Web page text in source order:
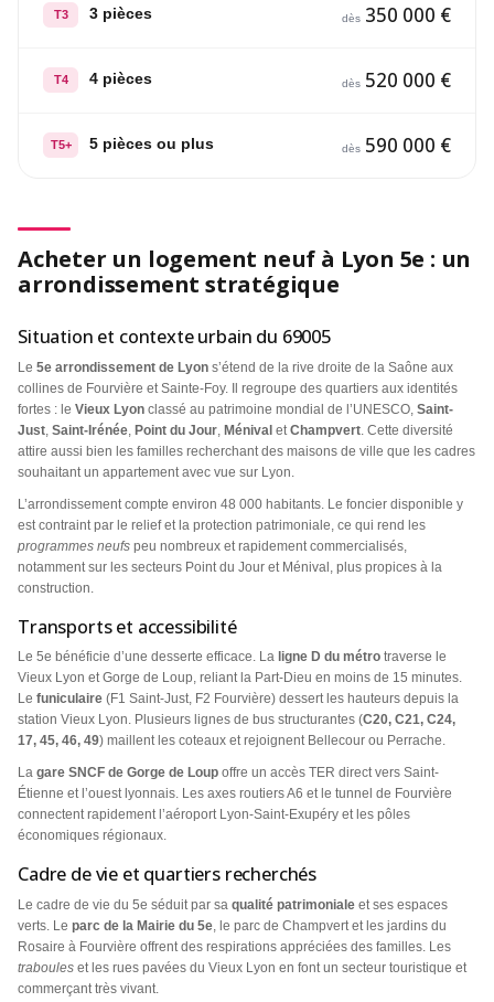
T3 3 pièces dès 350 000 €
T4 4 pièces dès 520 000 €
T5+ 5 pièces ou plus dès 590 000 €
Acheter un logement neuf à Lyon 5e : un
arrondissement stratégique
Situation et contexte urbain du 69005
Le 5e arrondissement de Lyon s’étend de la rive droite de la Saône aux
collines de Fourvière et Sainte-Foy. Il regroupe des quartiers aux identités
fortes : le Vieux Lyon classé au patrimoine mondial de l’UNESCO, Saint-
Just Saint-Irénée Point du Jour Ménival et Champvert . Cette diversité
attire aussi bien les familles recherchant des maisons de ville que les cadres
souhaitant un appartement avec vue sur Lyon.
L’arrondissement compte environ 48 000 habitants. Le foncier disponible y
est contraint par le relief et la protection patrimoniale, ce qui rend les
programmes neufs peu nombreux et rapidement commercialisés,
notamment sur les secteurs Point du Jour et Ménival, plus propices à la
construction.
Transports et accessibilité
Le 5e bénéficie d’une desserte efficace. La ligne D du métro traverse le
Vieux Lyon et Gorge de Loup, reliant la Part-Dieu en moins de 15 minutes.
Le funiculaire (F1 Saint-Just, F2 Fourvière) dessert les hauteurs depuis la
station Vieux Lyon. Plusieurs lignes de bus structurantes (C20, C21, C24,
17, 45, 46, 49) maillent les coteaux et rejoignent Bellecour ou Perrache.
La gare SNCF de Gorge de Loup offre un accès TER direct vers Saint-
Étienne et l’ouest lyonnais. Les axes routiers A6 et le tunnel de Fourvière
connectent rapidement l’aéroport Lyon-Saint-Exupéry et les pôles
économiques régionaux.
Cadre de vie et quartiers recherchés
Le cadre de vie du 5e séduit par sa qualité patrimoniale et ses espaces
verts. Le parc de la Mairie du 5e, le parc de Champvert et les jardins du
Rosaire à Fourvière offrent des respirations appréciées des familles. Les
traboules et les rues pavées du Vieux Lyon en font un secteur touristique et
commerçant très vivant.